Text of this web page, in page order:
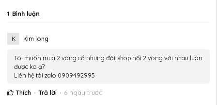
1 Bình luận
K Kim long
Tôi muốn mua 2 vòng cổ nhưng đặt shop nối 2 vòng với nhau luôn
được ko ạ?
Liên hệ tôi zalo 0909492995
Thích Trả lời 6 ngày trước